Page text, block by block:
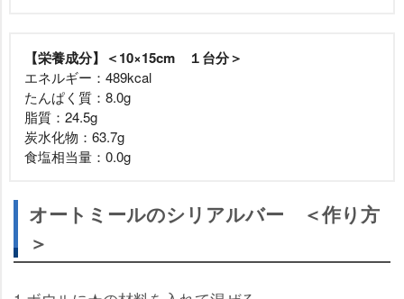
【栄養成分】＜10×15cm １台分＞
エネルギー：489kcal
たんぱく質：8.0g
脂質：24.5g
炭水化物：63.7g
食塩相当量：0.0g
オートミールのシリアルバー ＜作り方
＞